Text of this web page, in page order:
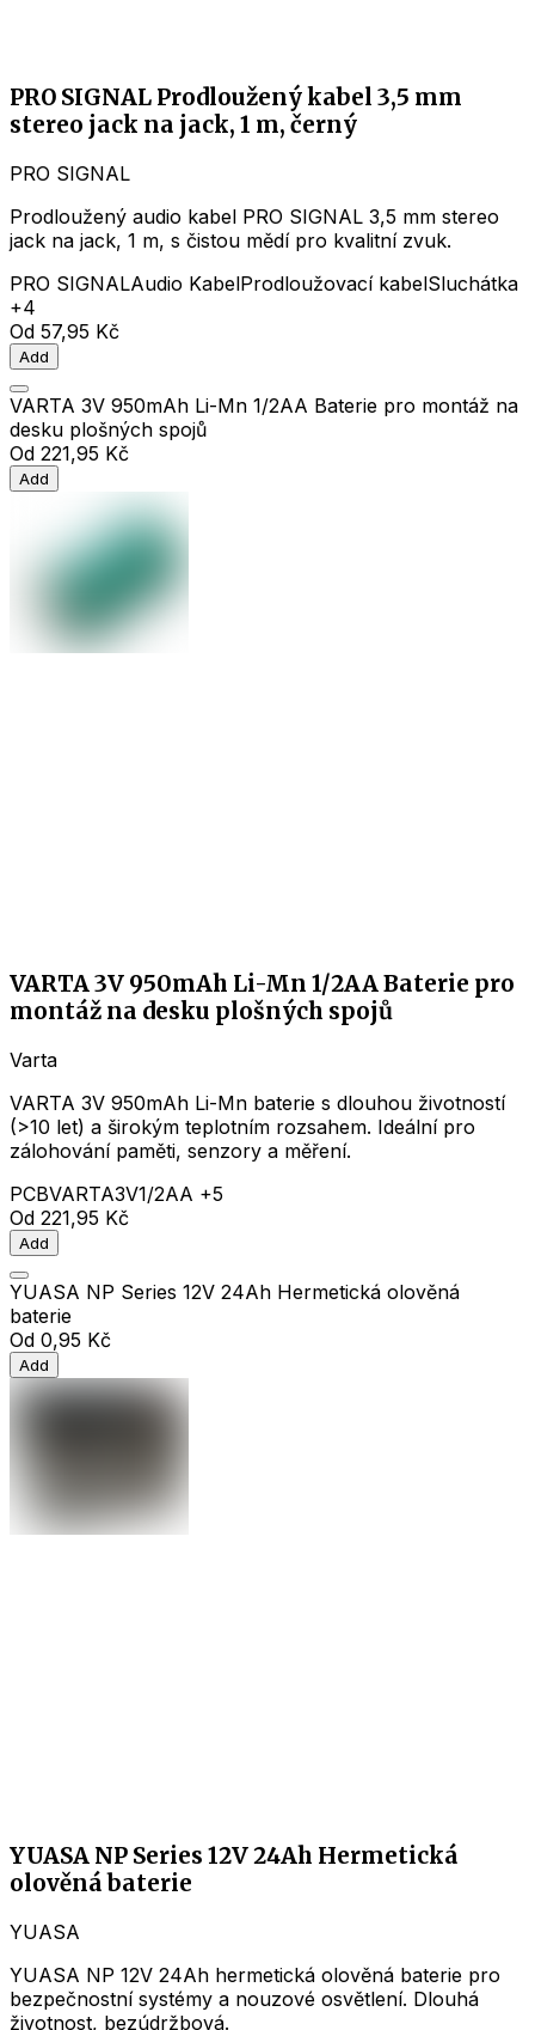
PRO SIGNAL Prodloužený kabel 3,5 mm
stereo jack na jack, 1 m, černý
PRO SIGNAL
Prodloužený audio kabel PRO SIGNAL 3,5 mm stereo
jack na jack, 1 m, s čistou mědí pro kvalitní zvuk.
PRO SIGNALAudio KabelProdloužovací kabelSluchátka
+4
Od 57,95 Kč
Add
VARTA 3V 950mAh Li-Mn 1/2AA Baterie pro montáž na
desku plošných spojů
Od 221,95 Kč
Add
VARTA 3V 950mAh Li-Mn 1/2AA Baterie pro
montáž na desku plošných spojů
Varta
VARTA 3V 950mAh Li-Mn baterie s dlouhou životností
(>10 let) a širokým teplotním rozsahem. Ideální pro
zálohování paměti, senzory a měření.
PCBVARTA3V1/2AA +5
Od 221,95 Kč
Add
YUASA NP Series 12V 24Ah Hermetická olověná
baterie
Od 0,95 Kč
Add
YUASA NP Series 12V 24Ah Hermetická
olověná baterie
YUASA
YUASA NP 12V 24Ah hermetická olověná baterie pro
bezpečnostní systémy a nouzové osvětlení. Dlouhá
životnost, bezúdržbová.